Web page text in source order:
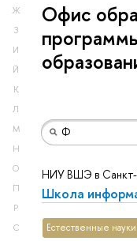
Ж
З
И
Й
К
Л
М
Н
О
П
Р
С
Офис
НИУ ВШЭ в Санкт-
Школа
Естественные науки